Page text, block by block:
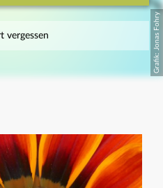
vergessen